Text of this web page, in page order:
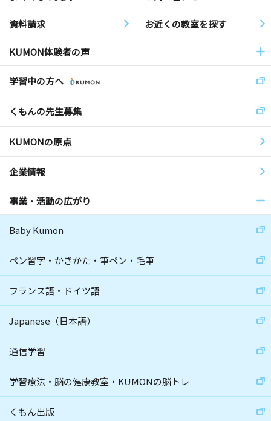
資料請求 お近くの教室を探す
KUMON体験者の声
学習中の方へ
くもんの先生募集
KUMONの原点
企業情報
事業・活動の広がり
Baby Kumon
ペン習字・かきかた・筆ペン・毛筆
フランス語・ドイツ語
Japanese（日本語）
通信学習
学習療法・脳の健康教室・KUMONの脳トレ
くもん出版